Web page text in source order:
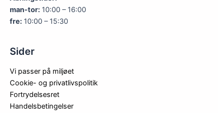
man-tor: 10:00 – 16:00
fre: 10:00 – 15:30
Sider
Vi passer på miljøet
Cookie- og privatlivspolitik
Fortrydelsesret
Handelsbetingelser